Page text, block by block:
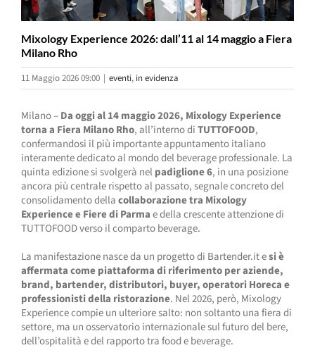
Mixology Experience 2026: dall’11 al 14 maggio a Fiera
Milano Rho
11 Maggio 2026 09:00 | eventi, in evidenza
Milano –Da oggi al 14 maggio 2026, Mixology Experience
torna a Fiera Milano Rho, all’interno diTUTTOFOOD,
confermandosi il più importante appuntamento italiano
interamente dedicato al mondo del beverage professionale. La
quinta edizione si svolgerà nel padiglione 6, in una posizione
ancora più centrale rispetto al passato, segnale concreto del
consolidamento dellacollaborazione tra Mixology
Experience e Fiere di Parmae della crescente attenzione di
TUTTOFOOD verso il comparto beverage.
La manifestazione nasce da un progetto di Bartender.it esi è
affermata come piattaforma di riferimento per aziende,
brand, bartender, distributori, buyer, operatori Horeca e
professionisti della ristorazione. Nel 2026, però, Mixology
Experience compie un ulteriore salto: non soltanto una fiera di
settore, ma un osservatorio internazionale sul futuro del bere,
dell’ospitalità e del rapporto tra food e beverage.